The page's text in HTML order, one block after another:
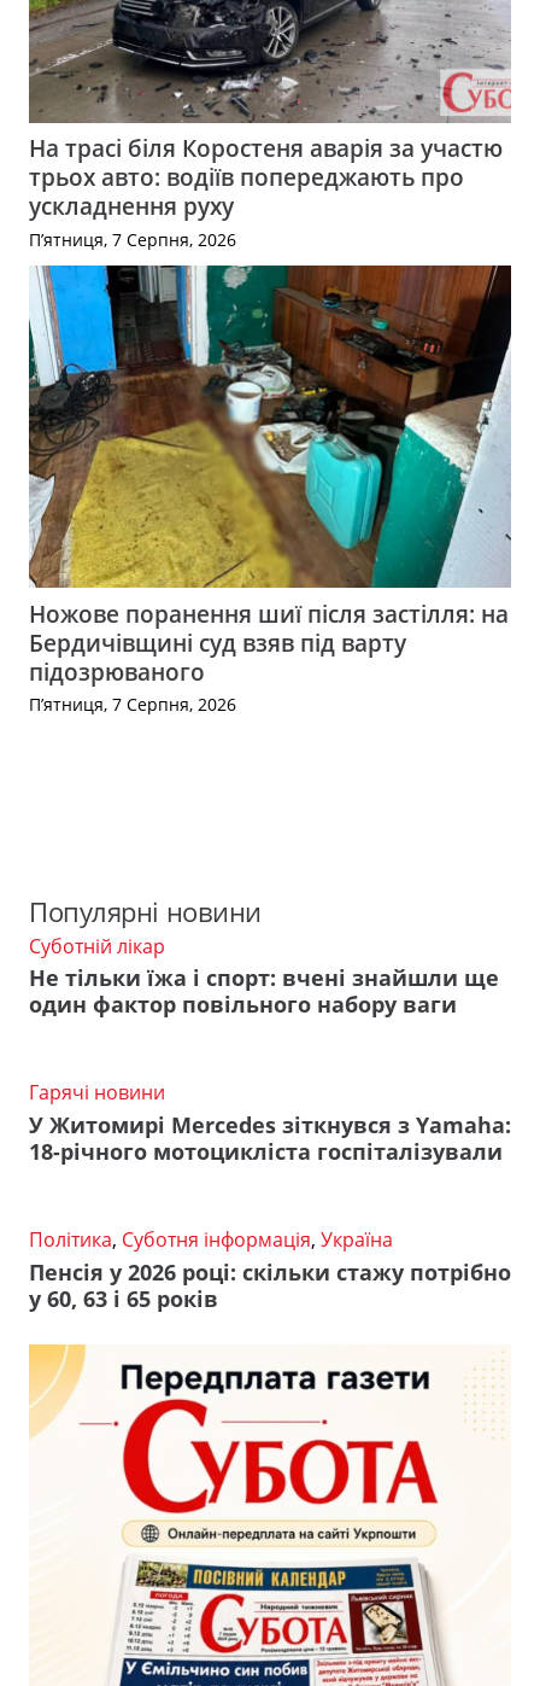
На трасі біля Коростеня аварія за участю
трьох авто: водіїв попереджають про
ускладнення руху
П’ятниця, 7 Серпня, 2026
Ножове поранення шиї після застілля: на
Бердичівщині суд взяв під варту
підозрюваного
П’ятниця, 7 Серпня, 2026
Популярні новини
Суботній лікар
Не тільки їжа і спорт: вчені знайшли ще
один фактор повільного набору ваги
Гарячі новини
У Житомирі Mercedes зіткнувся з Yamaha:
18-річного мотоцикліста госпіталізували
Політика, Суботня інформація, Україна
Пенсія у 2026 році: скільки стажу потрібно
у 60, 63 і 65 років